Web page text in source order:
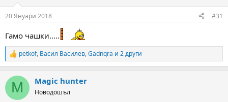
s
20 Януари 2018 #31
Гамо чашки.....
R
e
c
i
petkof, Васил Василев,Gadnqra и 2 други
M Magic hunter
Новодошъл